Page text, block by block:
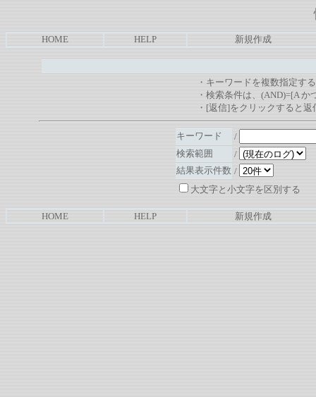
HOME HELP 新規作成
・キーワードを複数指定す
・検索条件は、(AND)=[A か
・[返信]をクリックすると
キーワード
/
検索範囲
/
結果表示件数 /
大文字と小文字を区別する
HOME HELP 新規作成